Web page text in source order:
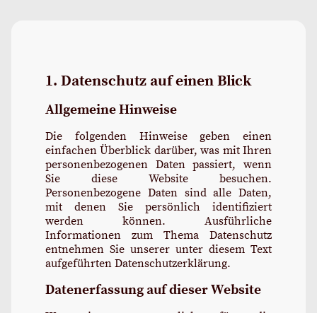
1. Datenschutz auf einen Blick
Allgemeine Hinweise
Die folgenden Hinweise geben einen
einfachen Überblick darüber, was mit Ihren
personenbezogenen Daten passiert, wenn
Sie diese Website besuchen.
Personenbezogene Daten sind alle Daten,
mit denen Sie persönlich identifiziert
werden können. Ausführliche
Informationen zum Thema Datenschutz
entnehmen Sie unserer unter diesem Text
aufgeführten Datenschutzerklärung.
Datenerfassung auf dieser Website